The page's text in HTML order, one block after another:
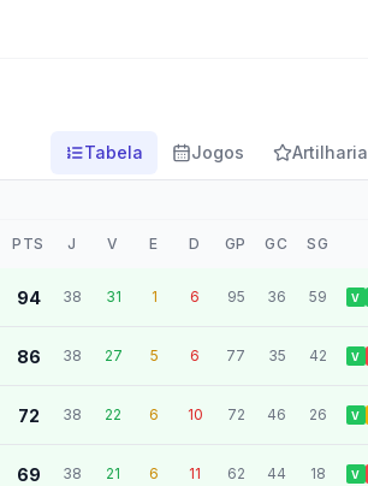
Tabela Jogos Artilharia
PTS J V E D GP GC SG
94 38 31 1 6 95 36 59 V
86 38 27 5 6 77 35 42 V
72 38 22 6 10 72 46 26 V
69 38 21 6 11 62 44 18 V